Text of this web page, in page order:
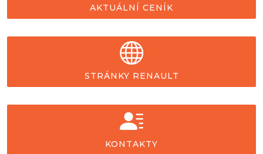
AKTUÁLNÍ CENÍK
STRÁNKY RENAULT
KONTAKTY